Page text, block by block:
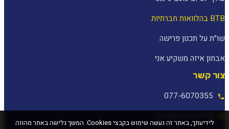
BTB בהלוואות חברתיות
שו״ת על תכנון פרישה
אבחון איזה משקיע אני
צור קשר
077-6070355
לידיעתך, באתר זה נעשה שימוש בקבצי Cookies. המשך גלישה באתר מהווה